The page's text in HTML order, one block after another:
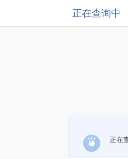
正在查询中
正在